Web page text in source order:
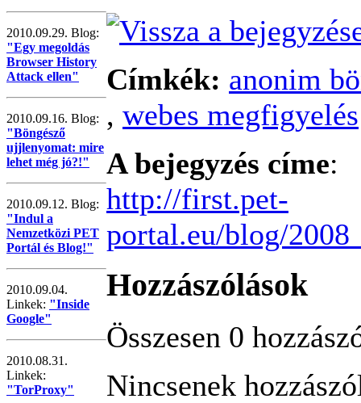
2010.09.29. Blog:
"Egy megoldás
Browser History
Attack ellen"
2010.09.16. Blog:
"Böngésző
ujjlenyomat: mire
lehet még jó?!"
2010.09.12. Blog:
"Indul a
Nemzetközi PET
Portál és Blog!"
2010.09.04.
Linkek: "Inside
Google"
2010.08.31.
Linkek:
"TorProxy"
Címkék: anonim
, webes megfigyelés
A bejegyzés címe:
http://first.pet-
portal.eu/blog/
Hozzászólások
Összesen 0
Nincsenek